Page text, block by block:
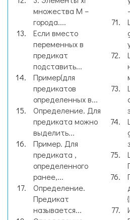
множества М –
города....
Если вместо
переменных в
предикат
подставить...
Пример(для
предикатов
определенных в...
Определение. Для
предиката можно
выделить...
Пример. Для
предиката ,
определенного
ранее,...
Определение.
Предикат
называется...